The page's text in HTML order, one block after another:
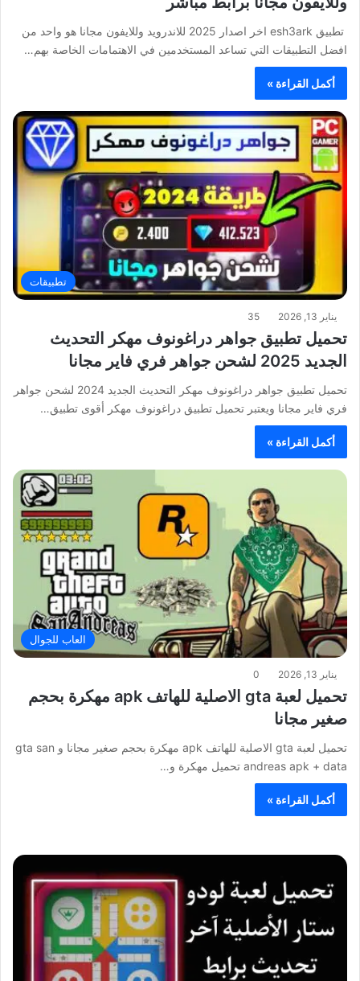
تطبيق esh3ark اخر اصدار 2025 للاندرويد وللايفون مجانا هو واحد من
افضل التطبيقات التي تساعد المستخدمين في الاهتمامات الخاصة بهم…
أكمل القراءة »
تطبيقات
يناير 13, 2026 35
تحميل تطبيق جواهر دراغونوف مهكر التحديث
الجديد 2025 لشحن جواهر فري فاير مجانا
تحميل تطبيق جواهر دراغونوف مهكر التحديث الجديد 2024 لشحن جواهر
فري فاير مجانا ويعتبر تحميل تطبيق دراغونوف مهكر أقوى تطبيق…
أكمل القراءة »
العاب للجوال
يناير 13, 2026 0
تحميل لعبة gta الاصلية للهاتف apk مهكرة بحجم
صغير مجانا
تحميل لعبة gta الاصلية للهاتف apk مهكرة بحجم صغير مجانا و gta san
andreas apk + data تحميل مهكرة و…
أكمل القراءة »